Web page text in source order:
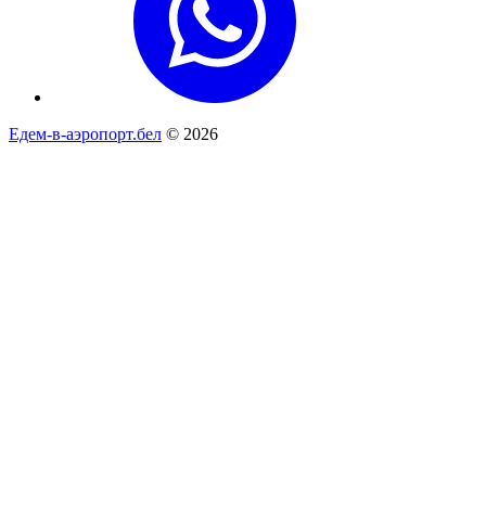
Едем-в-аэропорт.бел © 2026